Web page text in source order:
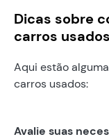
Dicas sobre
carros usados
Aqui estão
carros usados:
Avalie suas